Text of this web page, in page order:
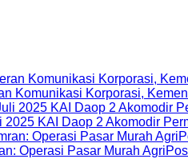
Komunikasi Korporasi,
2025 KAI Daop 2 Akomodir
Operasi Pasar Murah